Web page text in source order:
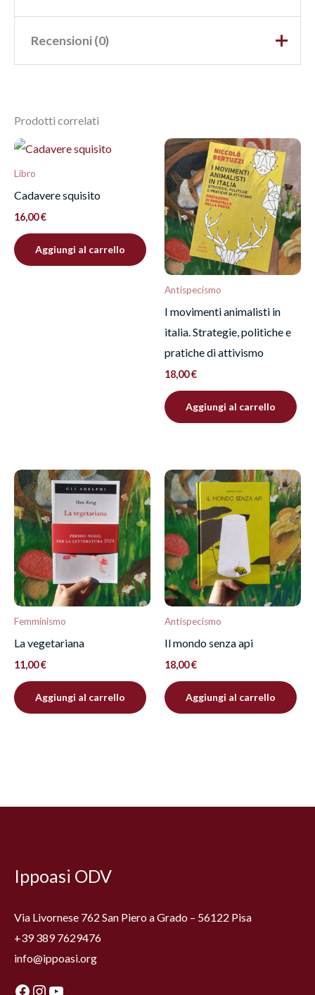
Peso
Recensioni (0)
Recensisci per primo “Piante
psicoattive e la via venefica”
Devieffettuare l’accessoper pubblicare una
Prodotti correlati
Libro
Cadavere squisito
16,00€
Aggiungi al carrello
Antispecismo
I movimenti animalisti in
italia. Strategie, politiche e
pratiche di attivismo
18,00€
Aggiungi al carrello
Femminismo
La vegetariana
11,00€
Aggiungi al carrello
Antispecismo
Il mondo senza api
18,00€
Aggiungi al carrello
Ippoasi ODV
Via Livornese 762 San Piero a Grado – 56122 Pisa
+39 389 7629476
info@ippoasi.org